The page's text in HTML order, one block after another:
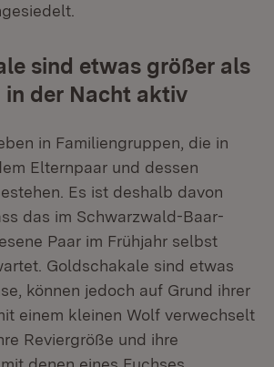
sind etwas größer als
in der Nacht aktiv
in Familiengruppen, die in
Elternpaar und dessen
Es ist deshalb davon
das im Schwarzwald-Baar-
Paar im Frühjahr selbst
Goldschakale sind etwas
können jedoch auf Grund ihrer
einem kleinen Wolf verwechselt
Reviergröße und ihre